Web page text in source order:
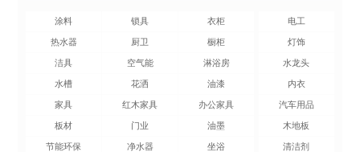
涂料 锁具 衣柜 电工
热水器 厨卫 橱柜 灯饰
洁具 空气能 淋浴房 水龙头
水槽 花洒 油漆 内衣
家具 红木家具 办公家具 汽车用品
板材 门业 油墨 木地板
节能环保 净水器 坐浴 清洁剂